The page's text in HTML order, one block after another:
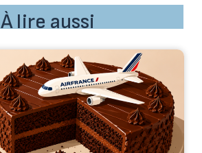
À lire aussi